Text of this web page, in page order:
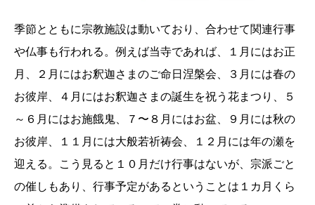
季節とともに宗教施設は動いており、合わせて関連行事
や仏事も行われる。例えば当寺であれば、１月にはお正
月、２月にはお釈迦さまのご命日涅槃会、３月には春の
お彼岸、４月にはお釈迦さまの誕生を祝う花まつり、５
～６月にはお施餓鬼、７〜８月にはお盆、９月には秋の
お彼岸、１１月には大般若祈祷会、１２月には年の瀬を
迎える。こう見ると１０月だけ行事はないが、宗派ごと
の催しもあり、行事予定があるということは１カ月くら